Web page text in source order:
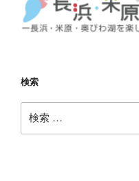
検索
検
索: